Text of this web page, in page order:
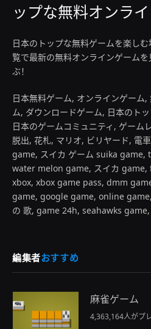
ップな無料オンラ
日本のトップな無料ゲームを楽し
覧で最新の無料オンラインゲーム
ぶ！
日本無料ゲーム, オンラインゲーム
ム, ダウンロードゲーム, 日本のト
日本のゲームコミュニティ, ゲーム
脱出, 花札, マリオ, ビリヤード, 電
game, スイカ ゲーム suika game,
water melon game, スイカ
xbox, xbox game pass, dmm
game, google game, online
の 歌, game 24h, seahawks
編集者おすすめ
麻雀ゲーム
4,363,164人がプ